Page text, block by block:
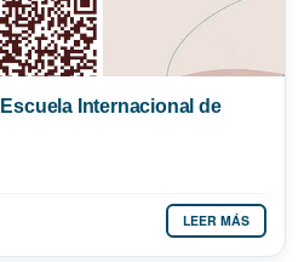
Internacional de
LEER MÁS